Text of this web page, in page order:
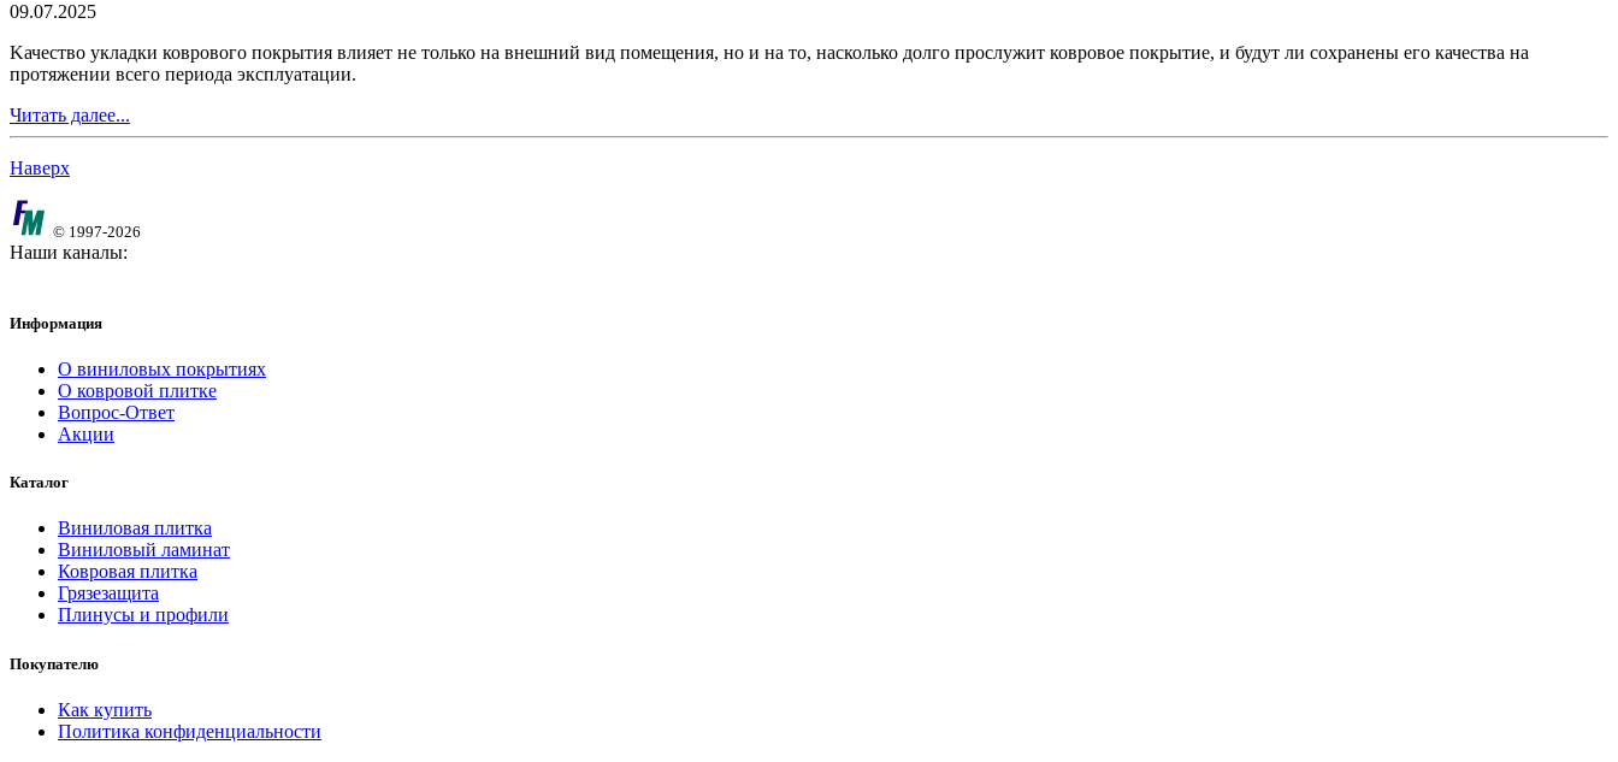
09.07.2025
Kачество укладки коврового покрытия влияет не только на внешний вид помещения, но и на то, насколько долго прослужит ковровое покрытие, и будут ли сохранены его качества на
протяжении всего периода эксплуатации.
Читать далее...
Наверх
© 1997-2026
Наши каналы:
Информация
О виниловых покрытиях
О ковровой плитке
Вопрос-Ответ
Акции
Каталог
Виниловая плитка
Виниловый ламинат
Ковровая плитка
Грязезащита
Плинусы и профили
Покупателю
Как купить
Политика конфиденциальности